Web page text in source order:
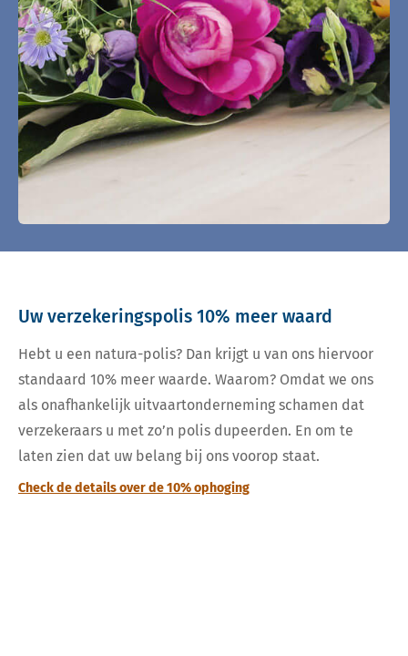
Uw verzekeringspolis 10% meer waard
Hebt u een natura-polis? Dan krijgt u van ons hiervoor
standaard 10% meer waarde. Waarom? Omdat we ons
als onafhankelijk uitvaartonderneming schamen dat
verzekeraars u met zo’n polis dupeerden. En om te
laten zien dat uw belang bij ons voorop staat.
Check de details over de 10% ophoging